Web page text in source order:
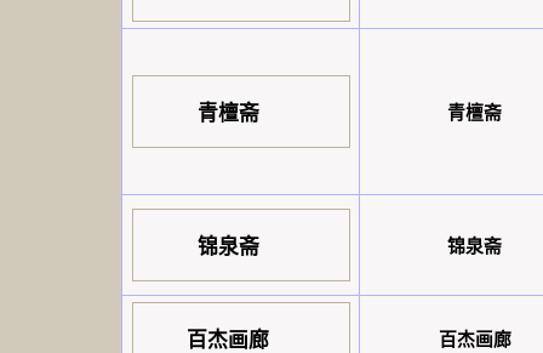
青檀斋 青檀斋
锦泉斋 锦泉斋
百杰画廊 百杰画廊